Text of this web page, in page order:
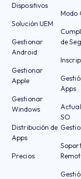
Dispositivos
Solución UEM
Gestionar
Android
Gestionar
Apple
Gestionar
Windows
Distribución de
Apps
Precios
Modo
de
Apps
SO